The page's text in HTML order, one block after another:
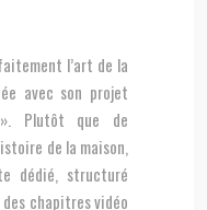
l’art de la
avec son projet
Plutôt que de
de la maison,
dédié, structuré
chapitres vidéo